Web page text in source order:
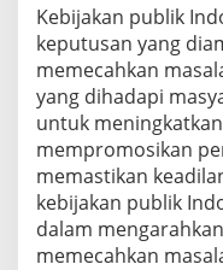
Kebijakan publik
keputusan yang
memecahkan
yang dihadapi
untuk
mempromosikan
memastikan
kebijakan publik
dalam
memecahkan